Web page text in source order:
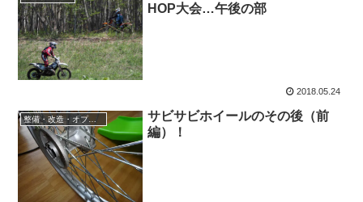
HOP大会…午後の部
2018.05.24
整備・改造・オプション
サビサビホイールのその後（前
編）！